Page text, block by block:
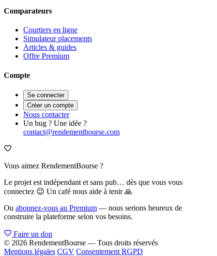
Comparateurs
Courtiers en ligne
Simulateur placements
Articles & guides
Offre Premium
Compte
Se connecter
Créer un compte
Nous contacter
Un bug ? Une idée ?
contact@rendementbourse.com
Vous aimez RendementBourse ?
Le projet est indépendant et sans pub… dès que vous vous
connectez 😉 Un café nous aide à tenir 🙏
Ou abonnez-vous au Premium — nous serions heureux de
construire la plateforme selon vos besoins.
Faire un don
© 2026 RendementBourse — Tous droits réservés
Mentions légales CGV Consentement RGPD